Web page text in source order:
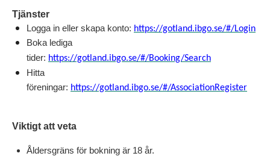
Tjänster
Logga in eller skapa konto: https://gotland.ibgo.se/#/Login
Boka lediga
tider: https://gotland.ibgo.se/#/Booking/Search
Hitta
föreningar: https://gotland.ibgo.se/#/AssociationRegister
Viktigt att veta
Åldersgräns för bokning är 18 år.